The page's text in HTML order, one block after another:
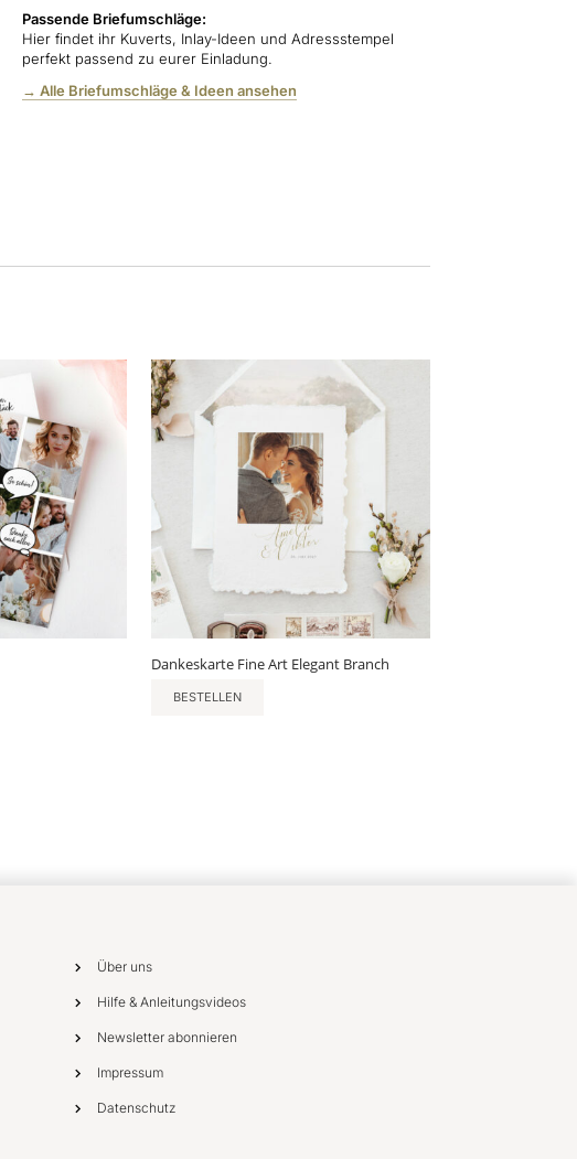
Passende Briefumschläge:
Hier findet ihr Kuverts, Inlay-Ideen und Adressstempel
perfekt passend zu eurer Einladung.
→ Alle Briefumschläge & Ideen ansehen
Dankeskarte Fine Art Elegant Branch
BESTELLEN
Über uns
Hilfe & Anleitungsvideos
Newsletter abonnieren
Impressum
Datenschutz